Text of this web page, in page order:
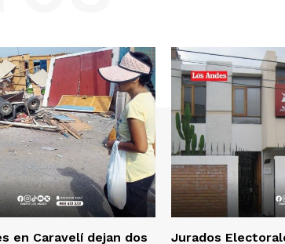
en Caravelí dejan dos
Jurados